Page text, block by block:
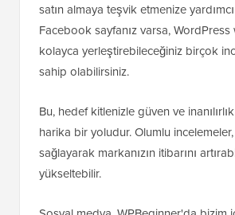
satın almaya teşvik etmenize
Facebook sayfanız varsa,
kolayca yerleştirebileceğiniz birçok
sahip olabilirsiniz.
Bu, hedef kitlenizle güven ve
harika bir yoludur. Olumlu
sağlayarak markanızın itibarını
yükseltebilir.